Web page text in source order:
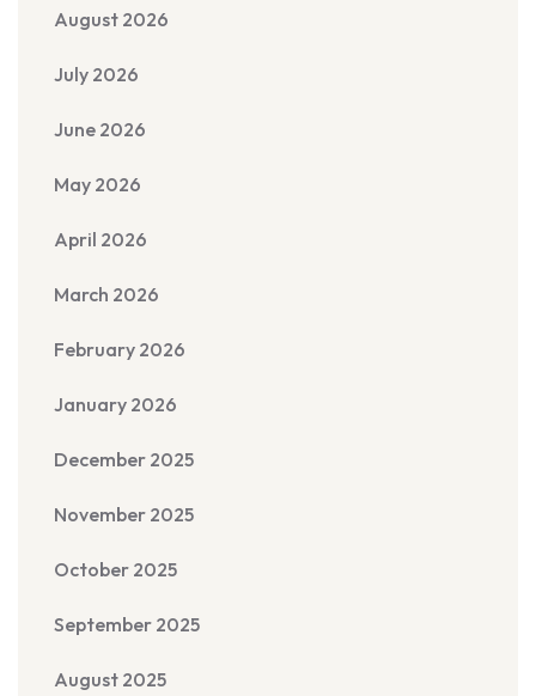
August 2026
July 2026
June 2026
May 2026
April 2026
March 2026
February 2026
January 2026
December 2025
November 2025
October 2025
September 2025
August 2025